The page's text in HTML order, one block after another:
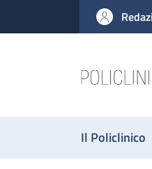
al contenuto principale
to footer content
Il Policlinico